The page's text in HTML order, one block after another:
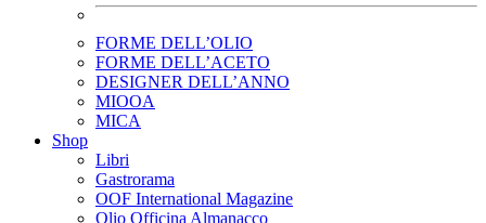
FORME DELL’OLIO
FORME DELL’ACETO
DESIGNER DELL’ANNO
MIOOA
MICA
Shop
Libri
Gastrorama
OOF International Magazine
Olio Officina Almanacco